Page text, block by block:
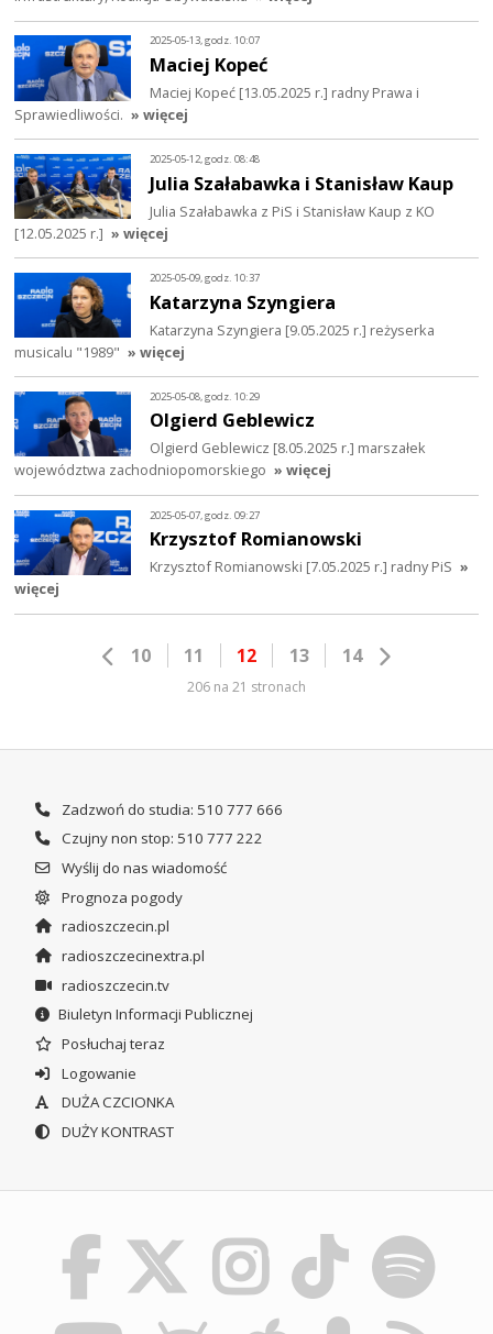
2025-05-13, godz. 10:07
Maciej Kopeć
Maciej Kopeć [13.05.2025 r.] radny Prawa i
Sprawiedliwości. » więcej
2025-05-12, godz. 08:48
Julia Szałabawka i Stanisław Kaup
Julia Szałabawka z PiS i Stanisław Kaup z KO
[12.05.2025 r.] » więcej
2025-05-09, godz. 10:37
Katarzyna Szyngiera
Katarzyna Szyngiera [9.05.2025 r.] reżyserka
musicalu "1989" » więcej
2025-05-08, godz. 10:29
Olgierd Geblewicz
Olgierd Geblewicz [8.05.2025 r.] marszałek
województwa zachodniopomorskiego » więcej
2025-05-07, godz. 09:27
Krzysztof Romianowski
Krzysztof Romianowski [7.05.2025 r.] radny PiS »
więcej
10 11 12 13 14
206 na 21 stronach
Zadzwoń do studia: 510 777 666
Czujny non stop: 510 777 222
Wyślij do nas wiadomość
Prognoza pogody
radioszczecin.pl
radioszczecinextra.pl
radioszczecin.tv
Biuletyn Informacji Publicznej
Posłuchaj teraz
Logowanie
DUŻA CZCIONKA
DUŻY KONTRAST